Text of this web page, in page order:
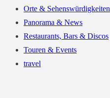
Orte & Sehenswürdigkeiten
Panorama & News
Restaurants, Bars & Discos
Touren & Events
travel